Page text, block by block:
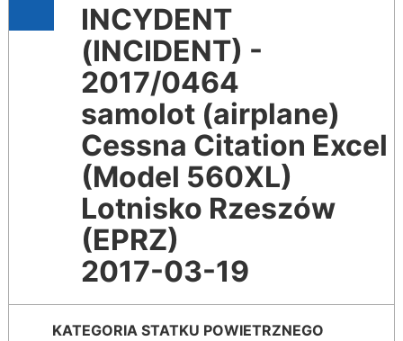
INCYDENT
(INCIDENT) -
2017/0464
samolot (airplane)
Cessna Citation Excel
(Model 560XL)
Lotnisko Rzeszów
(EPRZ)
2017-03-19
KATEGORIA STATKU POWIETRZNEGO